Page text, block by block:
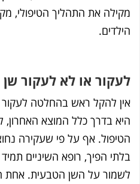
את התהליך הטיפולי, מקצרת
או לא לעקור שן
ראש בהחלטה לעקורשן
כלל המוצא האחרון, לאחר
אף על פי שעקירה נחוצה
רופא השיניים תמיד ינסה
על השן הטבעית. אחת הסיבות